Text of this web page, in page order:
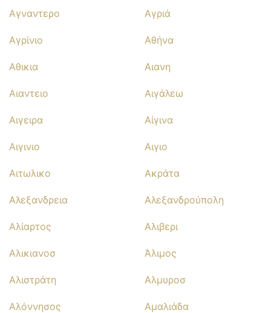
Αγναντερο Αγριά
Αγρίνιο Αθήνα
Αθικια Αιανη
Αιαντειο Αιγάλεω
Αιγειρα Αίγινα
Αιγινιο Αιγιο
Αιτωλικο Ακράτα
Αλεξανδρεια Αλεξανδρούπολη
Αλίαρτος Αλιβερι
Αλικιανοσ Άλιμος
Αλιστράτη Αλμυροσ
Αλόννησος Αμαλιάδα